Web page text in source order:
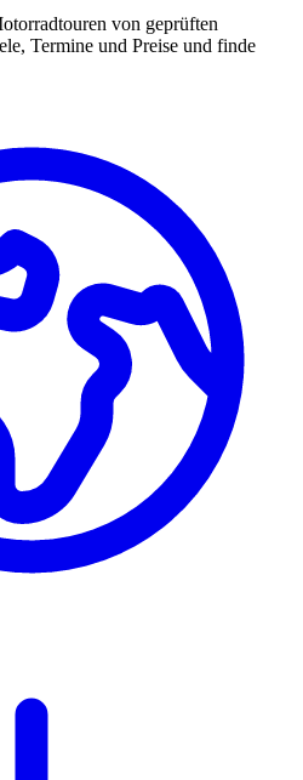
von geprüften
Termine und Preise und finde